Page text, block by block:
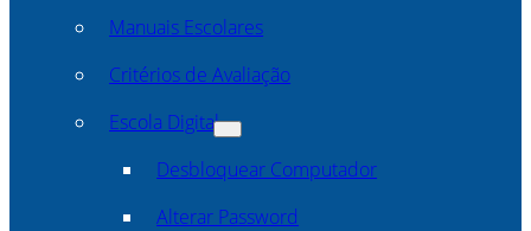
Manuais Escolares
Critérios de Avaliação
Escola Digital
Desbloquear Computador
Alterar Password